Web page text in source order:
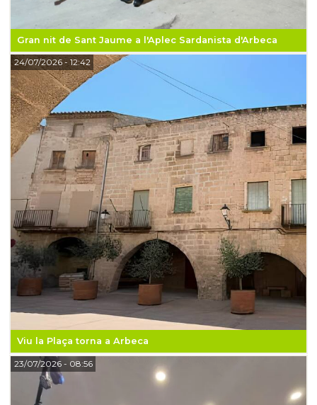
Gran nit de Sant Jaume a l'Aplec Sardanista d'Arbeca
Viu la Plaça torna a Arbeca
24/07/2026- 12:42
23/07/2026- 08:56